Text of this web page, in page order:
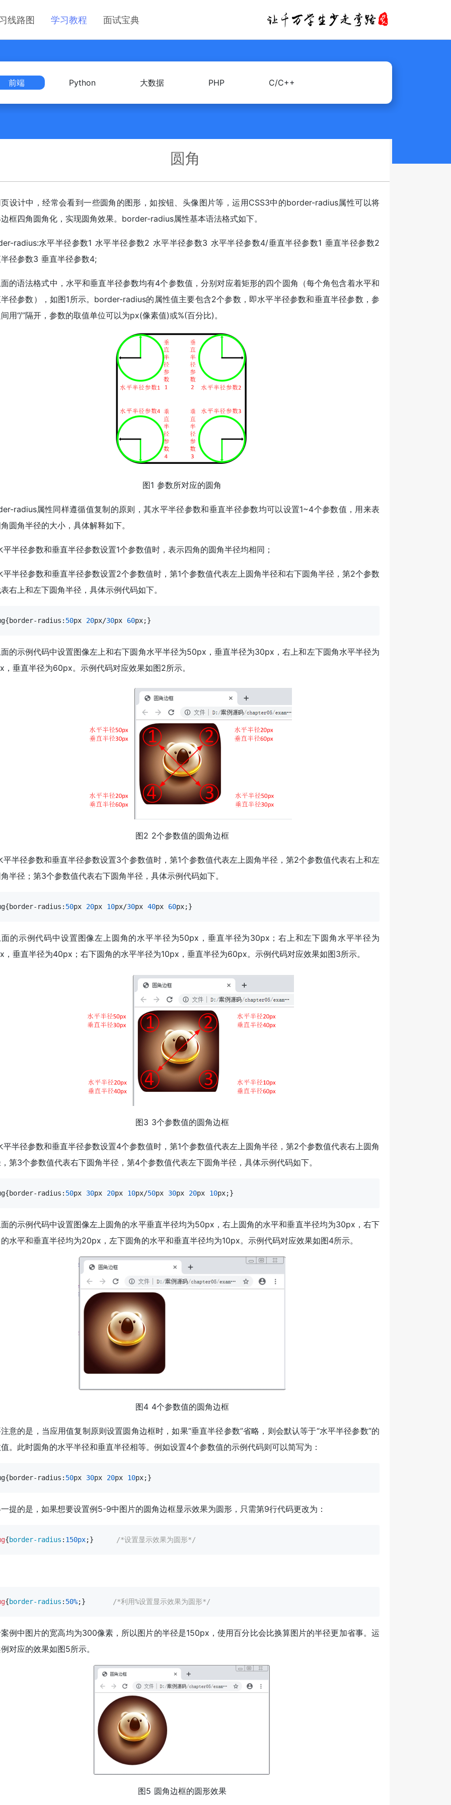
线路图 学习教程 面试宝典
前端 Python 大数据 PHP C/C++
圆角
设计中，经常会看到一些圆角的图形，如按钮、头像图片等，运用CSS3中的border-radius属性可以将
框四角圆角化，实现圆角效果。border-radius属性基本语法格式如下。
radius:水平半径参数1 水平半径参数2 水平半径参数3 水平半径参数4/垂直半径参数1 垂直半径参数2
径参数3 垂直半径参数4;
的语法格式中，水平和垂直半径参数均有4个参数值，分别对应着矩形的四个圆角（每个角包含着水平和
径参数），如图1所示。border-radius的属性值主要包含2个参数，即水平半径参数和垂直半径参数，参
用“/”隔开，参数的取值单位可以为px(像素值)或%(百分比)。
图1 参数所对应的圆角
radius属性同样遵循值复制的原则，其水平半径参数和垂直半径参数均可以设置1~4个参数值，用来表
圆角半径的大小，具体解释如下。
半径参数和垂直半径参数设置1个参数值时，表示四角的圆角半径均相同；
半径参数和垂直半径参数设置2个参数值时，第1个参数值代表左上圆角半径和右下圆角半径，第2个参数
右上和左下圆角半径，具体示例代码如下。
radius: 50px 20px/30px 60px;}
的示例代码中设置图像左上和右下圆角水平半径为50px，垂直半径为30px，右上和左下圆角水平半径为
，垂直半径为60px。示例代码对应效果如图2所示。
图2 2个参数值的圆角边框
半径参数和垂直半径参数设置3个参数值时，第1个参数值代表左上圆角半径，第2个参数值代表右上和左
半径；第3个参数值代表右下圆角半径，具体示例代码如下。
radius: 50px 20px 10px/30px 40px 60px;}
的示例代码中设置图像左上圆角的水平半径为50px，垂直半径为30px；右上和左下圆角水平半径为
，垂直半径为40px；右下圆角的水平半径为10px，垂直半径为60px。示例代码对应效果如图3所示。
图3 3个参数值的圆角边框
半径参数和垂直半径参数设置4个参数值时，第1个参数值代表左上圆角半径，第2个参数值代表右上圆角
第3个参数值代表右下圆角半径，第4个参数值代表左下圆角半径，具体示例代码如下。
radius: 50px 30px 20px 10px/50px 30px 20px 10px;}
的示例代码中设置图像左上圆角的水平垂直半径均为50px，右上圆角的水平和垂直半径均为30px，右下
水平和垂直半径均为20px，左下圆角的水平和垂直半径均为10px。示例代码对应效果如图4所示。
图4 4个参数值的圆角边框
意的是，当应用值复制原则设置圆角边框时，如果“垂直半径参数”省略，则会默认等于“水平半径参数”的
。此时圆角的水平半径和垂直半径相等。例如设置4个参数值的示例代码则可以简写为：
radius: 50px 30px 20px 10px;}
提的是，如果想要设置例5-9中图片的圆角边框显示效果为圆形，只需第9行代码更改为：
{border-radius : 150px;} /*设置显示效果为圆形*/
{border-radius : 50%;} /*利用%设置显示效果为圆形*/
例中图片的宽高均为300像素，所以图片的半径是150px，使用百分比会比换算图片的半径更加省事。运
对应的效果如图5所示。
图5 圆角边框的圆形效果